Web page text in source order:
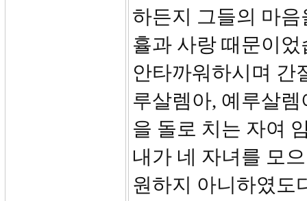
하든지 그들의 마
휼과 사랑 때문이
안타까워하시며 간
루살렘아, 예루살
을 돌로 치는 자여
내가 네 자녀를 모
원하지 아니하였도